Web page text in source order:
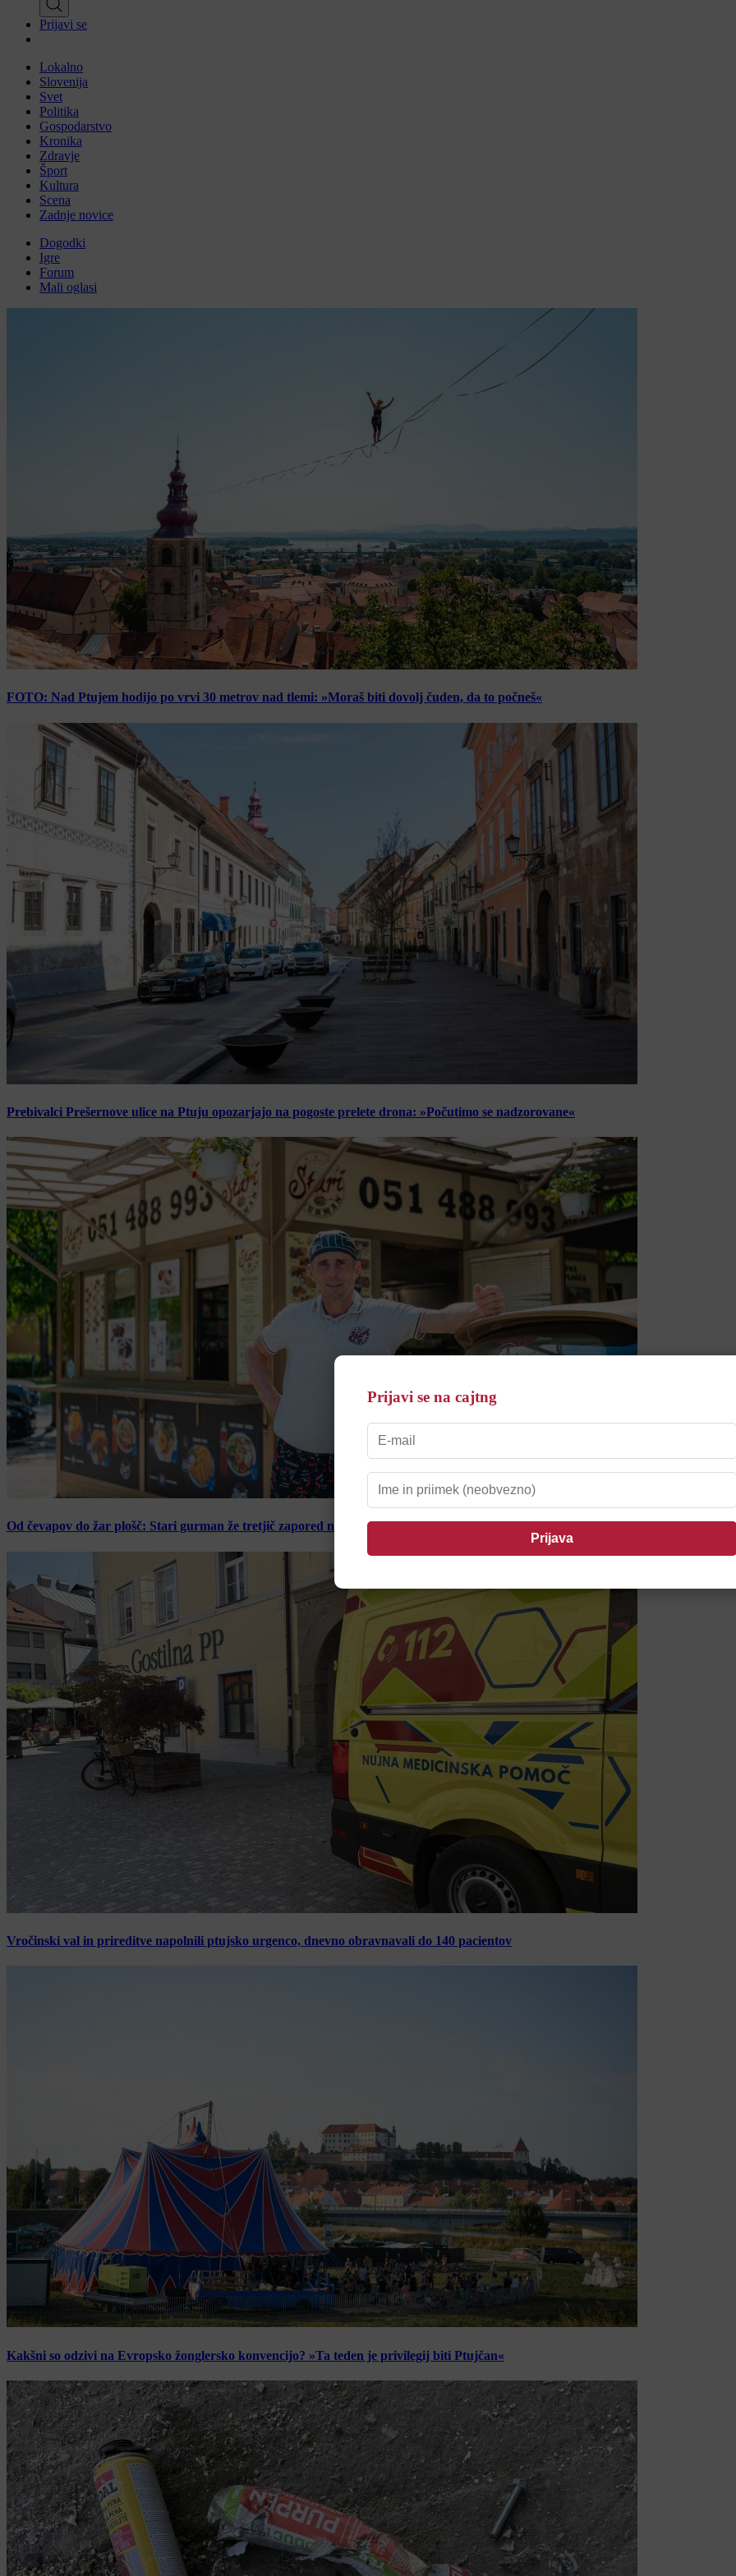
Prijavi se
Lokalno
Slovenija
Svet
Politika
Gospodarstvo
Kronika
Zdravje
Šport
Kultura
Scena
Zadnje novice
Dogodki
Igre
Forum
Mali oglasi
FOTO: Nad Ptujem hodijo po vrvi 30 metrov nad tlemi: »Moraš biti dovolj čuden, da to počneš«
Prebivalci Prešernove ulice na Ptuju opozarjajo na pogoste prelete drona: »Počutimo se nadzorovane«
Od čevapov do žar plošč: Stari gurman že tretjič zapored navdušil Ptujčane
Vročinski val in prireditve napolnili ptujsko urgenco, dnevno obravnavali do 140 pacientov
Kakšni so odzivi na Evropsko žonglersko konvencijo? »Ta teden je privilegij biti Ptujčan«
Prijavi se na cajtng